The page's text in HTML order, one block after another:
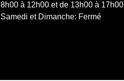
8h00 à 12h00 et de 13h00 à 17h00
Samedi et Dimanche: Fermé